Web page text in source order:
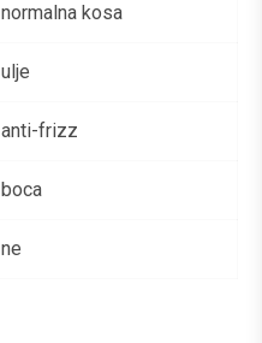
normalna kosa
ulje
anti-frizz
boca
ne